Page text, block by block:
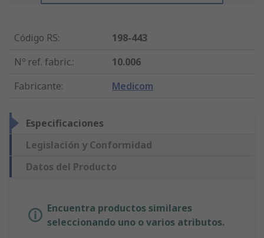
Código RS:
198-443
Nº ref. fabric.:
10.006
Fabricante: Medicom
Especificaciones
Legislación y Conformidad
Datos del Producto
Encuentra productos similares
seleccionando uno o varios atributos.